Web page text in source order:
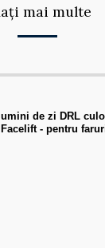
mai multe
de zi DRL
- pentru